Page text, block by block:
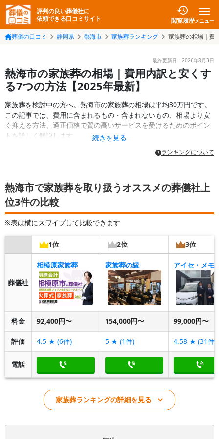
評判の良い葬儀社に
依頼できる口コミサイト
閲覧履歴メニュー
葬儀の口コミ 静岡県 熱海市 家族葬ランキング 家族葬の相場｜費
最終更新日： 2026年8月3日
熱海市の家族葬の相場｜費用内訳と安くす
る7つの方法【2025年最新】
家族葬を検討中の方へ。熱海市の家族葬の相場は平均30万円です。
この記事では、費用に含まれるもの・含まれないもの、相場より安
く抑える方法、適正価格で質の高いサービスを受けるためのポイン
トを詳しく解説します。
続きを見る
ランキングについて
熱海市で家族葬を取り扱うオススメの葬儀社上
位3件の比較
※表は横にスワイプして比較できます
1位 2位 3位
葬儀社
相模原家族葬 家族葬の縁
料金 92,400円〜 154,000円〜 99,000円〜
評価 4.5 ★ (6件) 5 ★ (1件) 4.58 ★ (31件)
電話
家族葬ランキングの詳細を見る